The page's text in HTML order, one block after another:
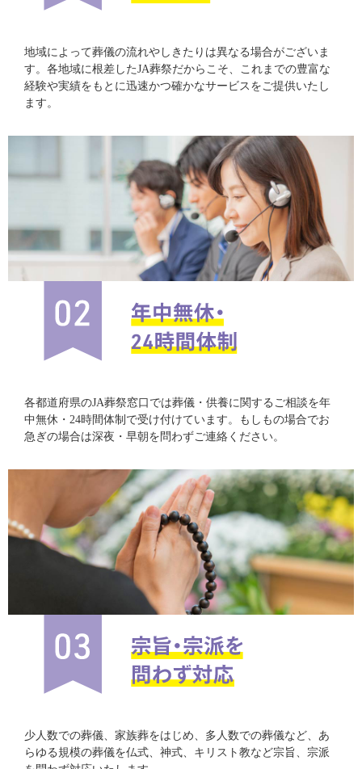
地域によって葬儀の流れやしきたりは異なる場合がございま
す。各地域に根差したJA葬祭だからこそ、これまでの豊富な
経験や実績をもとに迅速かつ確かなサービスをご提供いたし
ます。
各都道府県のJA葬祭窓口では葬儀・供養に関するご相談を年
中無休・24時間体制で受け付けています。もしもの場合でお
急ぎの場合は深夜・早朝を問わずご連絡ください。
少人数での葬儀、家族葬をはじめ、多人数での葬儀など、あ
らゆる規模の葬儀を仏式、神式、キリスト教など宗旨、宗派